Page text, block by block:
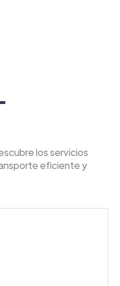
los servicios
eficiente y